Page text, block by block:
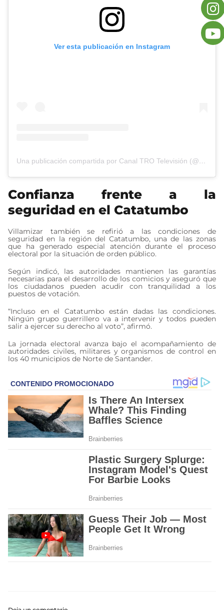
Ver esta publicación en Instagram
Una publicación compartida por Canal TRO Televisión (@canaltro)
Confianza frente a la
seguridad en el Catatumbo
Villamizar también se refirió a las condiciones de
seguridad en la región del Catatumbo, una de las zonas
que ha generado especial atención durante el proceso
electoral por la situación de orden público.
Según indicó, las autoridades mantienen las garantías
necesarias para el desarrollo de los comicios y aseguró que
los ciudadanos pueden acudir con tranquilidad a los
puestos de votación.
“Incluso en el Catatumbo están dadas las condiciones.
Ningún grupo guerrillero va a intervenir y todos pueden
salir a ejercer su derecho al voto”, afirmó.
La jornada electoral avanza bajo el acompañamiento de
autoridades civiles, militares y organismos de control en
los 40 municipios de Norte de Santander.